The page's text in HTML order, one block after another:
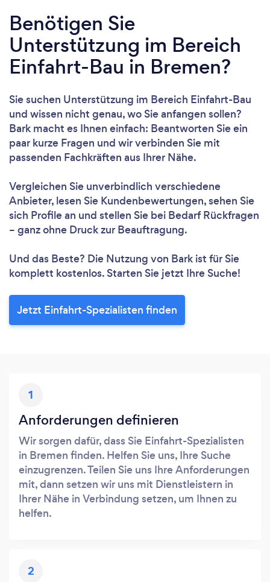
Benötigen Sie
Unterstützung im Bereich
Einfahrt-Bau in Bremen?
Sie suchen Unterstützung im Bereich Einfahrt-Bau
und wissen nicht genau, wo Sie anfangen sollen?
Bark macht es Ihnen einfach: Beantworten Sie ein
paar kurze Fragen und wir verbinden Sie mit
passenden Fachkräften aus Ihrer Nähe.
Vergleichen Sie unverbindlich verschiedene
Anbieter, lesen Sie Kundenbewertungen, sehen Sie
sich Profile an und stellen Sie bei Bedarf Rückfragen
– ganz ohne Druck zur Beauftragung.
Und das Beste? Die Nutzung von Bark ist für Sie
komplett kostenlos. Starten Sie jetzt Ihre Suche!
Jetzt Einfahrt-Spezialisten finden
1
Anforderungen definieren
Wir sorgen dafür, dass Sie Einfahrt-Spezialisten
in Bremen finden. Helfen Sie uns, Ihre Suche
einzugrenzen. Teilen Sie uns Ihre Anforderungen
mit, dann setzen wir uns mit Dienstleistern in
Ihrer Nähe in Verbindung setzen, um Ihnen zu
helfen.
2